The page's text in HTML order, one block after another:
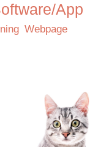
App
Webpage